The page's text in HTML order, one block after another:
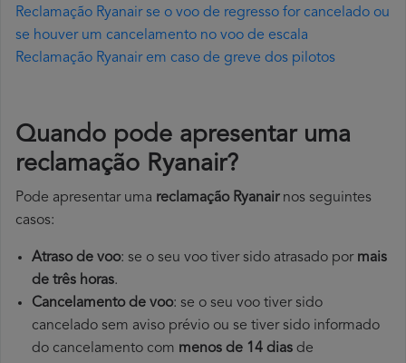
Reclamação Ryanair se o voo de regresso for cancelado ou
se houver um cancelamento no voo de escala
Reclamação Ryanair em caso de greve dos pilotos
Quando pode apresentar uma
reclamação Ryanair?
Pode apresentar uma reclamação Ryanairnos seguintes
casos:
Atraso de voo: se o seu voo tiver sido atrasado por mais
de três horas.
Cancelamento de voo: se o seu voo tiver sido
cancelado sem aviso prévio ou se tiver sido informado
do cancelamento com menos de 14 dias de